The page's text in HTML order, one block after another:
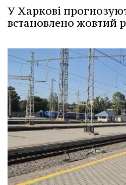
У Харкові
встановлено жовтий